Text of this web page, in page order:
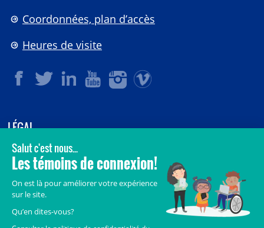
Coordonnées, plan d’accès
Heures de visite
LÉGAL
© 2006-2026CHU Sainte-Justine.
Tous droits réservés.
Crédits
Accès aux documents des organismes publics